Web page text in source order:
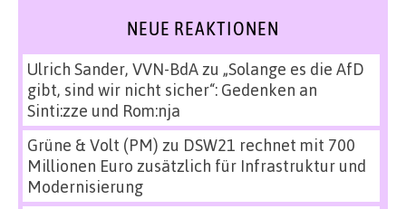
NEUE REAKTIONEN
Ulrich Sander, VVN-BdAzu „Solange es die AfD
gibt, sind wir nicht sicher“: Gedenken an
Sinti:zze und Rom:nja
Grüne & Volt (PM) zu DSW21 rechnet mit 700
Millionen Euro zusätzlich für Infrastruktur und
Modernisierung